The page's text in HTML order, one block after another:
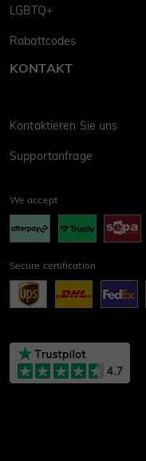
LGBTQ+
Rabattcodes
KONTAKT
Kontaktieren Sie uns
Supportanfrage
We accept
Secure certification